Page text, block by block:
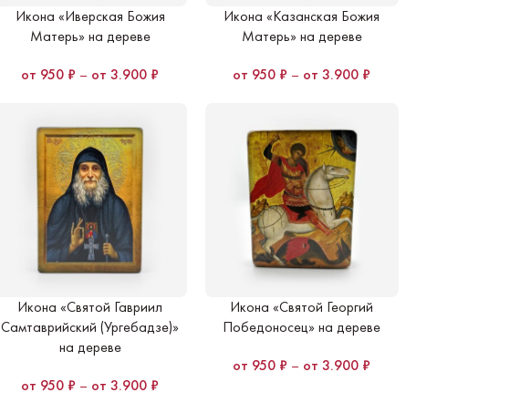
Икона «Иверская Божия
Матерь» на дереве
950 ₽ – 3.900 ₽
Икона «Казанская Божия
Матерь» на дереве
950 ₽ – 3.900 ₽
Икона «Святой Гавриил
Самтаврийский (Ургебадзе)»
на дереве
950 ₽ – 3.900 ₽
Икона «Святой Георгий
Победоносец» на дереве
950 ₽ – 3.900 ₽